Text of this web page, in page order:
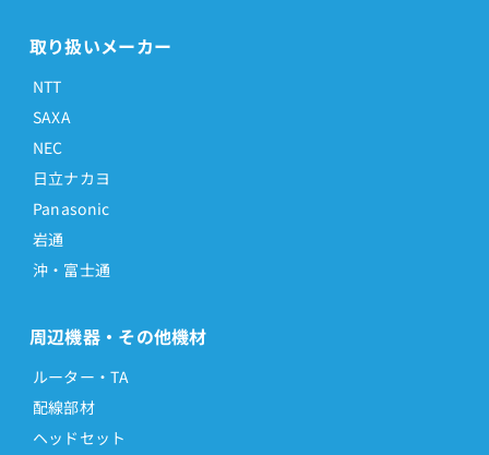
取り扱いメーカー
NTT
SAXA
NEC
日立ナカヨ
Panasonic
岩通
沖・富士通
周辺機器・その他機材
ルーター・TA
配線部材
ヘッドセット